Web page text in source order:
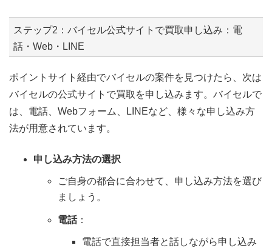
ステップ2：バイセル公式サイトで買取申し込み：電
話・Web・LINE
ポイントサイト経由でバイセルの案件を見つけたら、次は
バイセルの公式サイトで買取を申し込みます。バイセルで
は、電話、Webフォーム、LINEなど、様々な申し込み方
法が用意されています。
申し込み方法の選択
ご自身の都合に合わせて、申し込み方法を選び
ましょう。
電話：
電話で直接担当者と話しながら申し込み